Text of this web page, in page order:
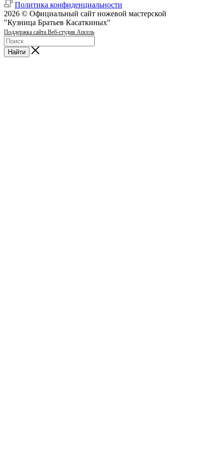
Политика конфиденциальности
2026 © Официальный сайт ножевой мастерской
"Кузница Братьев Касаткиных"
Поддержка сайта Веб-студия Апсель
Найти